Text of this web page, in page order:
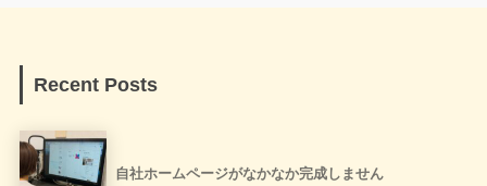
Recent Posts
自社ホームページがなかなか完成しません